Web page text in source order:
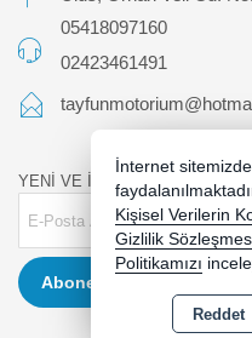
05418097160
02423461491
YENİ VE İNDİRİMLİ
Abone Ol
İnternet
Kişisel Verilerin
Gizlilik
Politikamızı
Reddet